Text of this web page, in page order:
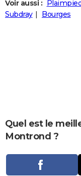
Art de vivre
Bien-être
Loisirs
Mode
Modes de vie
+SANTE
Carte de Noël
Carte Bonne année
Carte Saint-Valentin
Carte Pâques
Carte d'anniversaire
DICTIONNAIRE
Dictionnaire
Biographies
Citations
Expressions
Proverbes
PROGRAMME TV
Voir aussi :
Subdray
Bourges
Quel est le
Montrond ?